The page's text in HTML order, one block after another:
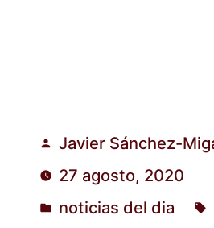
Publicado
por
Javier Sánchez-
27 agosto, 2020
Publicado
noticias del dia